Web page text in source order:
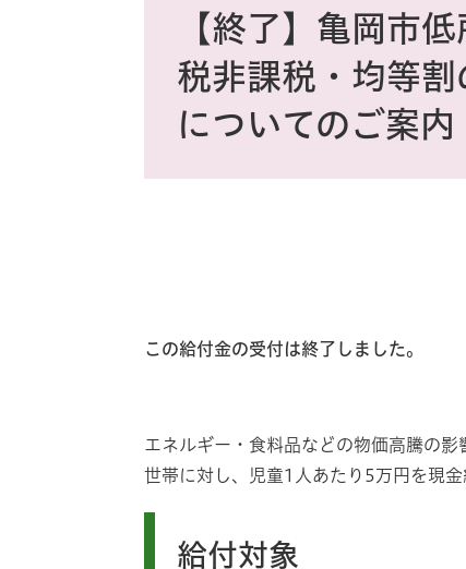
【終了】亀岡市
税非課税・均等割
についてのご案内
この給付金の受付は終了しました。
エネルギー・食料品などの物価高騰の
世帯に対し、児童1人あたり5万円を現金
給付対象